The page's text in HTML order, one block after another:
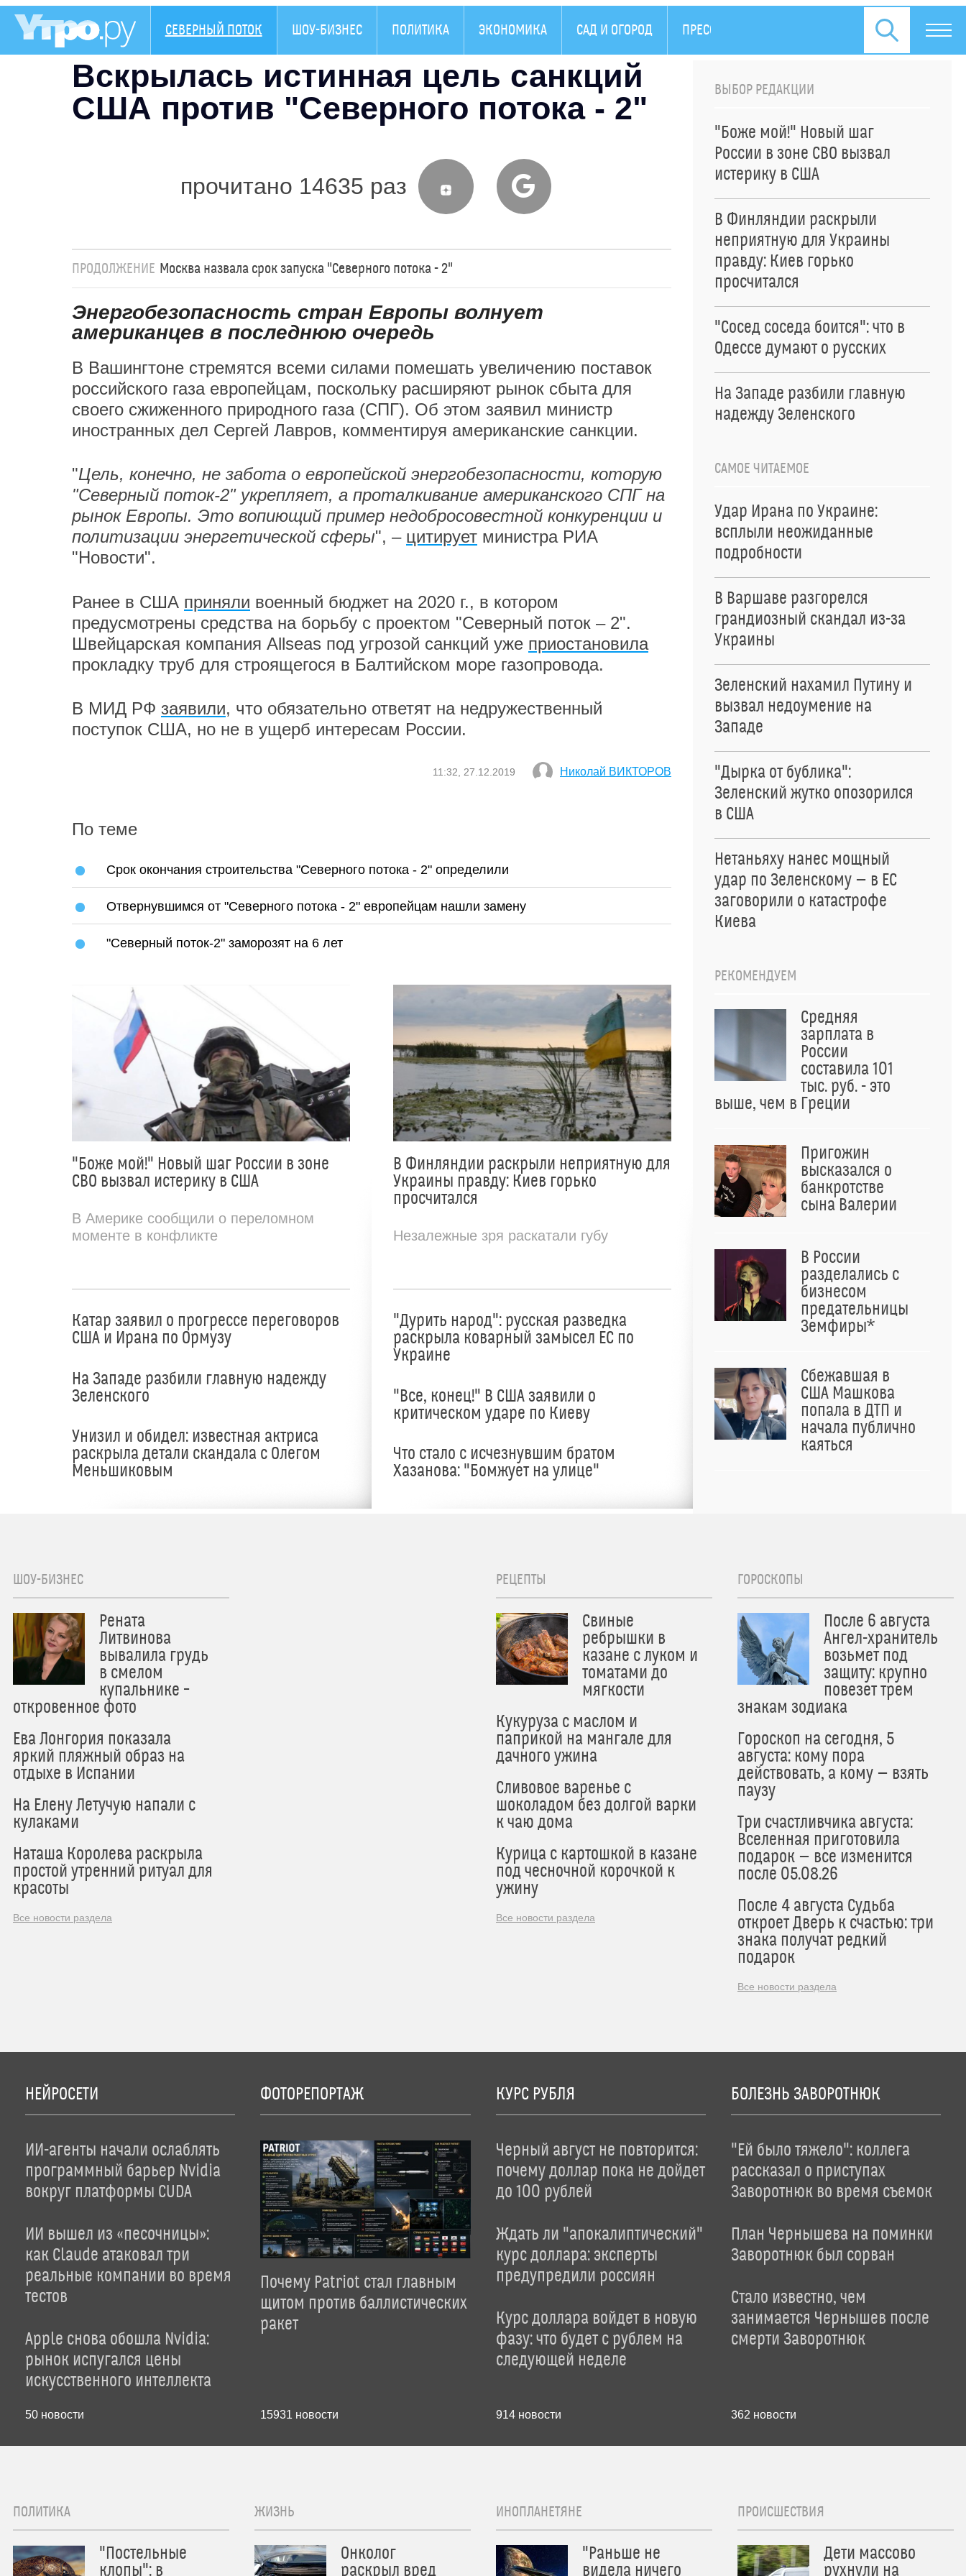
СЕВЕРНЫЙ ПОТОК ШОУ-БИЗНЕС ПОЛИТИКА ЭКОНОМИКА САД И ОГОРОД ПРЕСС-РЕЛИЗЫ
Вскрылась истинная цель санкций
США против "Северного потока - 2"
прочитано 14635 раз
ПРОДОЛЖЕНИЕ Москва назвала срок запуска "Северного потока - 2"
Энергобезопасность стран Европы волнует
американцев в последнюю очередь
В Вашингтоне стремятся всеми силами помешать увеличению поставок
российского газа европейцам, поскольку расширяют рынок сбыта для
своего сжиженного природного газа (СПГ). Об этом заявил министр
иностранных дел Сергей Лавров, комментируя американские санкции.
"Цель, конечно, не забота о европейской энергобезопасности, которую
"Северный поток-2" укрепляет, а проталкивание американского СПГ на
рынок Европы. Это вопиющий пример недобросовестной конкуренции и
политизации энергетической сферы", – цитирует министра РИА
"Новости".
Ранее в США приняли военный бюджет на 2020 г., в котором
предусмотрены средства на борьбу с проектом "Северный поток – 2".
Швейцарская компания Allseas под угрозой санкций уже приостановила
прокладку труб для строящегося в Балтийском море газопровода.
В МИД РФ заявили, что обязательно ответят на недружественный
поступок США, но не в ущерб интересам России.
11:32, 27.12.2019 Николай ВИКТОРОВ
По теме
Срок окончания строительства "Северного потока - 2" определили
Отвернувшимся от "Северного потока - 2" европейцам нашли замену
"Северный поток-2" заморозят на 6 лет
"Боже мой!" Новый шаг России в зоне
СВО вызвал истерику в США
В Америке сообщили о переломном
моменте в конфликте
Катар заявил о прогрессе переговоров
США и Ирана по Ормузу
На Западе разбили главную надежду
Зеленского
Унизил и обидел: известная актриса
раскрыла детали скандала с Олегом
Меньшиковым
В Финляндии раскрыли неприятную для
Украины правду: Киев горько
просчитался
Незалежные зря раскатали губу
"Дурить народ": русская разведка
раскрыла коварный замысел ЕС по
Украине
"Все, конец!" В США заявили о
критическом ударе по Киеву
Что стало с исчезнувшим братом
Хазанова: "Бомжует на улице"
ВЫБОР РЕДАКЦИИ
"Боже мой!" Новый шаг
России в зоне СВО вызвал
истерику в США
В Финляндии раскрыли
неприятную для Украины
правду: Киев горько
просчитался
"Сосед соседа боится": что в
Одессе думают о русских
На Западе разбили главную
надежду Зеленского
САМОЕ ЧИТАЕМОЕ
Удар Ирана по Украине:
всплыли неожиданные
подробности
В Варшаве разгорелся
грандиозный скандал из-за
Украины
Зеленский нахамил Путину и
вызвал недоумение на
Западе
"Дырка от бублика":
Зеленский жутко опозорился
в США
Нетаньяху нанес мощный
удар по Зеленскому — в ЕС
заговорили о катастрофе
Киева
РЕКОМЕНДУЕМ
Средняя
зарплата в
России
составила 101
тыс. руб. - это
выше, чем в Греции
Пригожин
высказался о
банкротстве
сына Валерии
В России
разделались с
бизнесом
предательницы
Земфиры*
Сбежавшая в
США Машкова
попала в ДТП и
начала публично
каяться
ШОУ-БИЗНЕС
Рената
Литвинова
вывалила грудь
в смелом
купальнике –
откровенное фото
Ева Лонгория показала
яркий пляжный образ на
отдыхе в Испании
На Елену Летучую напали с
кулаками
Наташа Королева раскрыла
простой утренний ритуал для
красоты
Все новости раздела
РЕЦЕПТЫ
Свиные
ребрышки в
казане с луком и
томатами до
мягкости
Кукуруза с маслом и
паприкой на мангале для
дачного ужина
Сливовое варенье с
шоколадом без долгой варки
к чаю дома
Курица с картошкой в казане
под чесночной корочкой к
ужину
Все новости раздела
ГОРОСКОПЫ
После 6 августа
Ангел-хранитель
возьмет под
защиту: крупно
повезет трем
знакам зодиака
Гороскоп на сегодня, 5
августа: кому пора
действовать, а кому — взять
паузу
Три счастливчика августа:
Вселенная приготовила
подарок — все изменится
после 05.08.26
После 4 августа Судьба
откроет Дверь к счастью: три
знака получат редкий
подарок
Все новости раздела
НЕЙРОСЕТИ
ИИ-агенты начали ослаблять
программный барьер Nvidia
вокруг платформы CUDA
ИИ вышел из «песочницы»:
как Claude атаковал три
реальные компании во время
тестов
Apple снова обошла Nvidia:
рынок испугался цены
искусственного интеллекта
50 новости
ФОТОРЕПОРТАЖ
Почему Patriot стал главным
щитом против баллистических
ракет
15931 новости
КУРС РУБЛЯ
Черный август не повторится:
почему доллар пока не дойдет
до 100 рублей
Ждать ли "апокалиптический"
курс доллара: эксперты
предупредили россиян
Курс доллара войдет в новую
фазу: что будет с рублем на
следующей неделе
914новости
БОЛЕЗНЬ ЗАВОРОТНЮК
"Ей было тяжело": коллега
рассказал о приступах
Заворотнюк во время съемок
План Чернышева на поминки
Заворотнюк был сорван
Стало известно, чем
занимается Чернышев после
смерти Заворотнюк
362 новости
ПОЛИТИКА
"Постельные
клопы": в
ЖИЗНЬ
Онколог
раскрыл вред
ИНОПЛАНЕТЯНЕ
"Раньше не
видела ничего
ПРОИСШЕСТВИЯ
Дети массово
рухнули на